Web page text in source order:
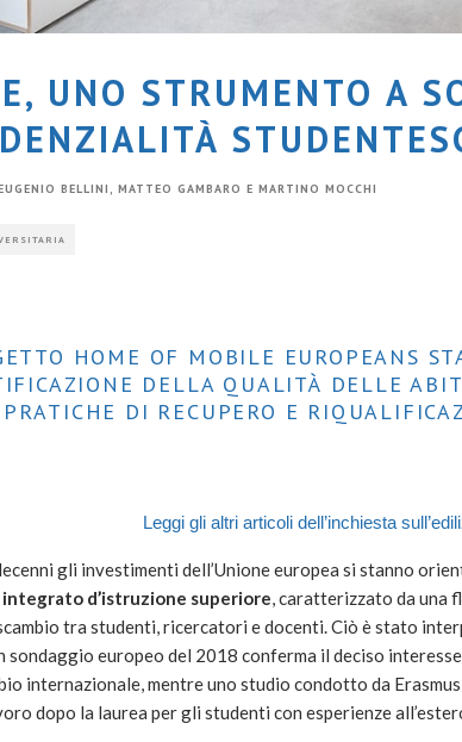
UNO STRUMENTO A
BELLINI, MATTEO GAMBARO E MARTINO MOCCHI
HOME OF MOBILE EUROPEANS
DELLA QUALITÀ DELLE
DI RECUPERO E
Leggi gli altri articoli dell’inchiesta sull’
gli investimenti dell’Unione europea si stanno
d’istruzione superiore, caratterizzato da una
tra studenti, ricercatori e docenti. Ciò è stato
sondaggio europeo del 2018 conferma il deciso
internazionale, mentre uno studio condotto da
dopo la laurea per gli studenti con esperienze